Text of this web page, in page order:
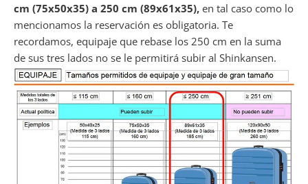
cm (75x50x35) a 250 cm (89x61x35), en tal caso como lo
mencionamos la reservación es obligatoria. Te
recordamos, equipaje que rebase los 250 cm en la suma
de sus tres lados no se le permitirá subir al Shinkansen.